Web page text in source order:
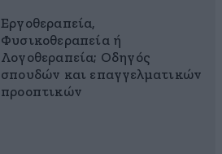
Εργοθεραπεία,
Φυσικοθεραπεία ή
Λογοθεραπεία; Οδηγός
σπουδών και επαγγελματικών
προοπτικών